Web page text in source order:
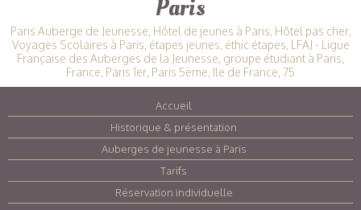
Paris
Paris Auberge de Jeunesse, Hôtel de jeunes à Paris, Hôtel pas cher,
Voyages Scolaires à Paris, étapes jeunes, éthic étapes, LFAJ - Ligue
Française des Auberges de la Jeunesse, groupe étudiant à Paris,
France, Paris 1er, Paris 5ème, Ile de France, 75
Accueil
Historique & présentation
Auberges de jeunesse à Paris
Tarifs
Réservation individuelle